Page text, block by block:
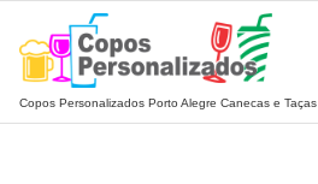
para
conteúdo
Copos Personalizados Porto Alegre Canecas e Taças